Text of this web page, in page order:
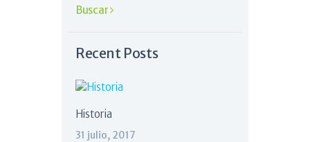
Recent Posts
Historia
31 julio, 2017